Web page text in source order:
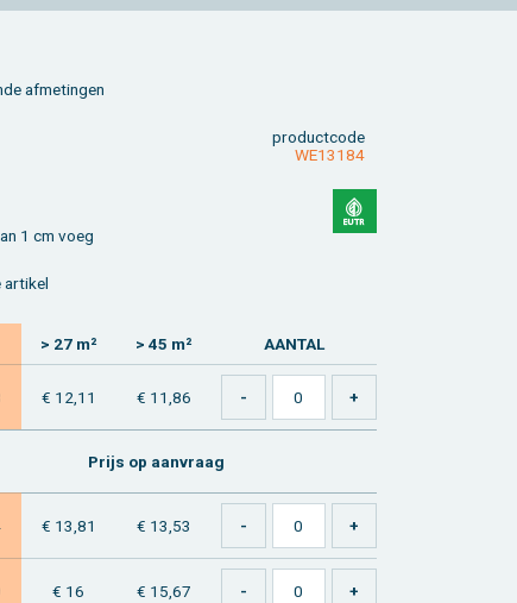
af­me­tin­gen
1 cm voeg
ar­ti­kel
product­code
WE13184
> 27 m² > 45 m² AAN­TAL
€ 12,11 € 11,86
Prijs op aan­vraag
€ 13,81 € 13,53
€ 16 € 15,67